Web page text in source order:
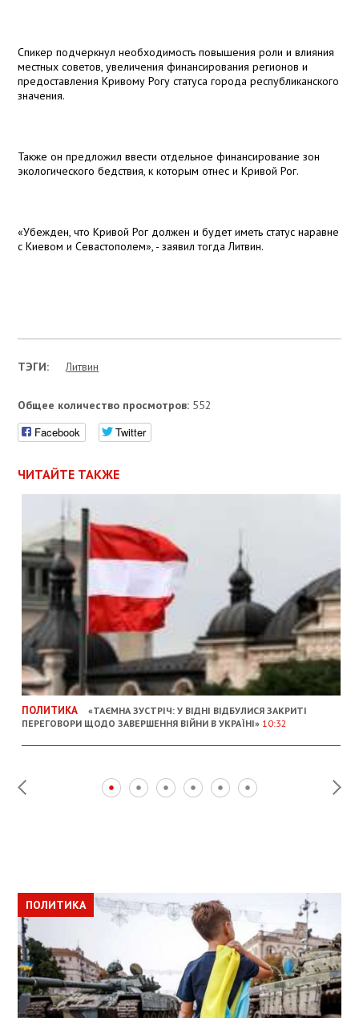
Спикер подчеркнул необходимость повышения роли и влияния
местных советов, увеличения финансирования регионов и
предоставления Кривому Рогу статуса города республиканского
значения.
Также он предложил ввести отдельное финансирование зон
экологического бедствия, к которым отнес и Кривой Рог.
«Убежден, что Кривой Рог должен и будет иметь статус наравне
с Киевом и Севастополем», - заявил тогда Литвин.
ТЭГИ: Литвин
Общее количество просмотров: 552
Facebook Twitter
ЧИТАЙТЕ ТАКЖЕ
ПОЛИТИКА
«ТАЄМНА ЗУСТРІЧ: У ВІДНІ ВІДБУЛИСЯ ЗАКРИТІ
ПЕРЕГОВОРИ ЩОДО ЗАВЕРШЕННЯ ВІЙНИ В УКРАЇНІ» 10:32
ПОЛИТИКА
ПОЛИТИКА
ОБЩЕСТВО
ПОЛИТИКА
ЭКОНОМИКА